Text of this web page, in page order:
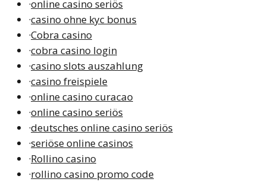
·online casino seriös
·casino ohne kyc bonus
·Cobra casino
·cobra casino login
·casino slots auszahlung
·casino freispiele
·online casino curacao
·online casino seriös
·deutsches online casino seriös
·seriöse online casinos
·Rollino casino
·rollino casino promo code